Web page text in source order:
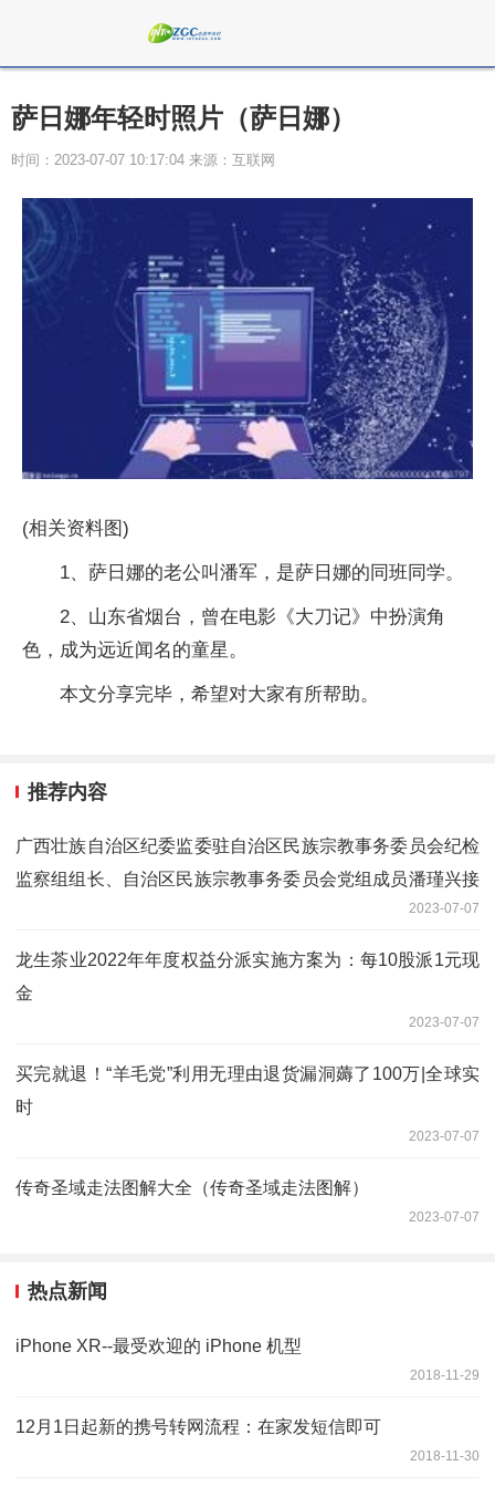
萨日娜年轻时照片（萨日娜）
时间：2023-07-07 10:17:04 来源：互联网
(相关资料图)
1、萨日娜的老公叫潘军，是萨日娜的同班同学。
2、山东省烟台，曾在电影《大刀记》中扮演角
色，成为远近闻名的童星。
本文分享完毕，希望对大家有所帮助。
推荐内容
广西壮族自治区纪委监委驻自治区民族宗教事务委员会纪检
监察组组长、自治区民族宗教事务委员会党组成员潘瑾兴接
2023-07-07
龙生茶业2022年年度权益分派实施方案为：每10股派1元现
金
2023-07-07
买完就退！“羊毛党”利用无理由退货漏洞薅了100万|全球实
时
2023-07-07
传奇圣域走法图解大全（传奇圣域走法图解）
2023-07-07
热点新闻
iPhone XR--最受欢迎的 iPhone 机型
2018-11-29
12月1日起新的携号转网流程：在家发短信即可
2018-11-30